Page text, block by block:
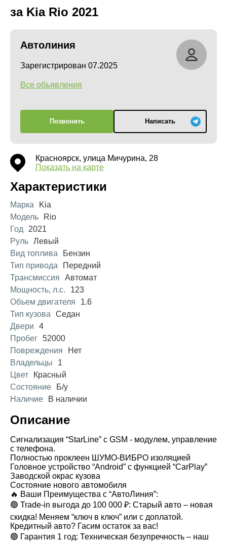
за Kia Rio 2021
Автолиния
Зарегистрирован 07.2025
Все объявления
Позвонить Написать
Красноярск, улица Мичурина, 28
Показать на карте
Характеристики
Марка
Kia
Модель
Rio
Год
2021
Руль Левый
Вид топлива
Бензин
Тип привода
Передний
Трансмиссия
Автомат
Мощность, л.с.
123
Объем двигателя
1.6
Тип кузова
Седан
Двери
4
Пробег 52000
Повреждения
Нет
Владельцы
1
Цвет
Красный
Состояние
Б/у
Наличие
В наличии
Описание
Сигнализация “StarLine” с GSM - модулем, управление
с телефона.
Полностью проклеен ШУМО-ВИБРО изоляцией
Головное устройство “Android” с функцией “CarPlay”
Заводской окрас кузова
Состояние нового автомобиля
🔥 Ваши Преимущества с “АвтоЛиния”:
🟢 Trade-in выгода до 100 000 ₽: Старый авто – новая
скидка! Меняем “ключ в ключ” или с доплатой.
Кредитный авто? Гасим остаток за вас!
🟢 Гарантия 1 год: Техническая безупречность – наш